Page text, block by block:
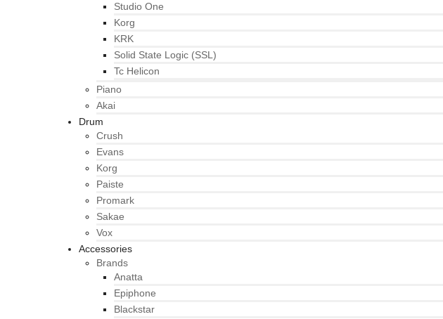
Studio One
Korg
KRK
Solid State Logic (SSL)
Tc Helicon
Piano
Akai
Drum
Crush
Evans
Korg
Paiste
Promark
Sakae
Vox
Accessories
Brands
Anatta
Epiphone
Blackstar